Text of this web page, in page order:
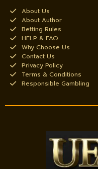
About Us
About Author
Betting Rules
HELP & FAQ
Why Choose Us
Contact Us
Privacy Policy
Terms & Conditions
Responsible Gambling